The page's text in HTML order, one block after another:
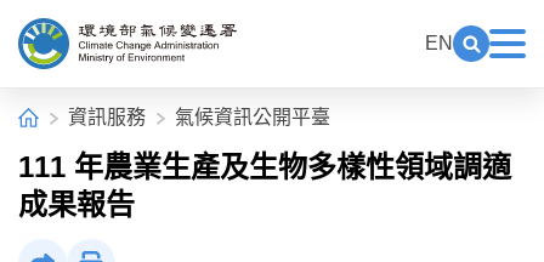
EN
首頁資訊服務 氣候資訊公開平臺
111 年農業生產及生物多樣性領域調適
成果報告